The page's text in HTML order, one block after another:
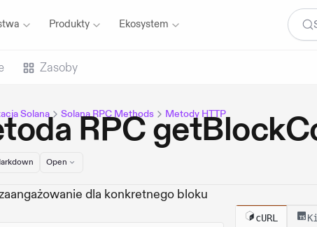
Produkty Ekosystem
Zasoby
Solana Solana RPC Methods Metody HTTP
RPC
Open
dla konkretnego bloku
cURL